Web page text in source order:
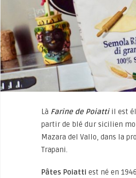
Là Farine de Poiatti il est
partir de blé dur sicilien
Mazara del Vallo, dans la
Trapani.
Pâtes Poiatti est né en